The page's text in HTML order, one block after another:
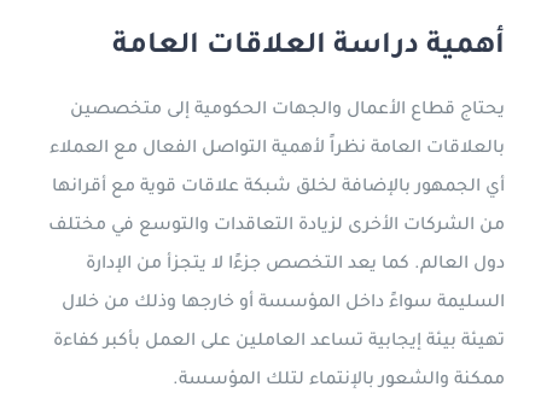
أهمية دراسة العلاقات العامة
يحتاج قطاع الأعمال والجهات الحكومية إلى متخصصين
بالعلاقات العامة نظراً لأهمية التواصل الفعال مع العملاء
أي الجمهور بالإضافة لخلق شبكة علاقات قوية مع أقرانها
من الشركات الأخرى لزيادة التعاقدات والتوسع في مختلف
دول العالم. كما يعد التخصص جزءًا لا يتجزأ من الإدارة
السليمة سواءً داخل المؤسسة أو خارجها وذلك من خلال
تهيئة بيئة إيجابية تساعد العاملين على العمل بأكبر كفاءة
ممكنة والشعور بالإنتماء لتلك المؤسسة.